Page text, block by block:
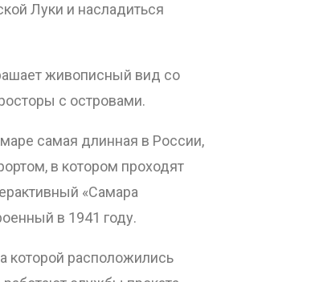
Луки и насладиться
живописный вид со
с островами.
самая длинная в России,
в котором проходят
«Самара
в 1941 году.
которой расположились